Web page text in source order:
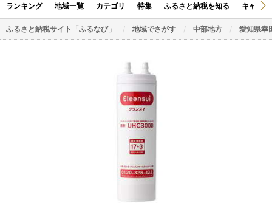
ランキング 地域一覧 カテゴリ 特集 ふるさと納税を知る キャン
ふるさと納税サイト「ふるなび」 地域でさがす 中部地方 愛知県幸